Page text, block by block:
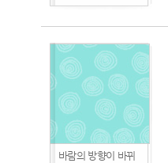
바람의 방향이 바뀌